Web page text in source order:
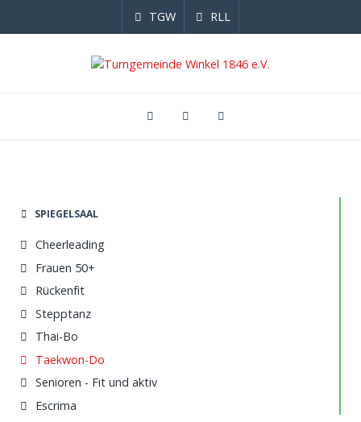
TGW RLL
SPIEGELSAAL
Cheerleading
Frauen 50+
Rückenfit
Stepptanz
Thai-Bo
Taekwon-Do
Senioren - Fit und aktiv
Escrima